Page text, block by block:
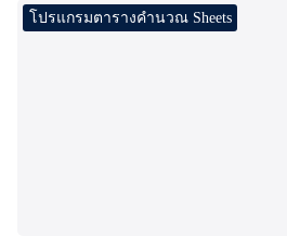
โปรแกรมตารางคำนวณ Sheets